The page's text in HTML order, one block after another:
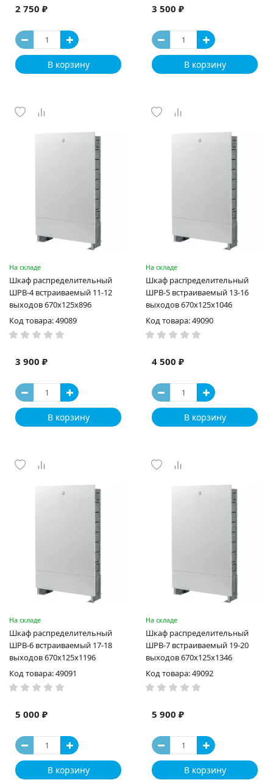
2 750 ₽
В корзину
3 500 ₽
В корзину
На складе
Шкаф распределительный
ШРВ-4 встраиваемый 11-12
выходов 670х125х896
Код товара: 49089
3 900 ₽
В корзину
На складе
Шкаф распределительный
ШРВ-5 встраиваемый 13-16
выходов 670х125х1046
Код товара: 49090
4 500 ₽
В корзину
На складе
Шкаф распределительный
ШРВ-6 встраиваемый 17-18
выходов 670х125х1196
Код товара: 49091
5 000 ₽
В корзину
На складе
Шкаф распределительный
ШРВ-7 встраиваемый 19-20
выходов 670х125х1346
Код товара: 49092
5 900 ₽
В корзину